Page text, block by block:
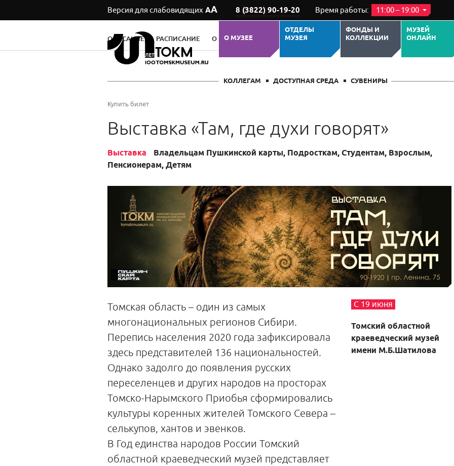
Версия для слабовидящих АА 8 (3822) 90-19-20 Время работы: 11:00 – 19:00
О МУЗЕЕ
ОТДЕЛЫ
МУЗЕЯ
ФОНДЫ И
КОЛЛЕКЦИИ
МУЗЕЙ
ОНЛАЙН
КОЛЛЕГАМ ДОСТУПНАЯ СРЕДА СУВЕНИРЫ
Купить билет
Выставка «Там, где духи говорят»
Выставка
Владельцам Пушкинской карты, Подросткам, Студентам, Взрослым,
Пенсионерам, Детям
Томская область – один из самых
многонациональных регионов Сибири.
Перепись населения 2020 года зафиксировала
здесь представителей 136 национальностей.
Однако задолго до появления русских
переселенцев и других народов на просторах
Томско-Нарымского Приобья сформировались
культуры коренных жителей Томского Севера –
селькупов, хантов и эвенков.
В Год единства народов России Томский
областной краеведческий музей представляет
С 19 июня
Томский областной
краеведческий музей
имени М.Б.Шатилова
ОПИСАНИЕ РАСПИСАНИЕ О МЕРОПРИЯТИИ ПОХОЖИЕ СОБЫТИЯ